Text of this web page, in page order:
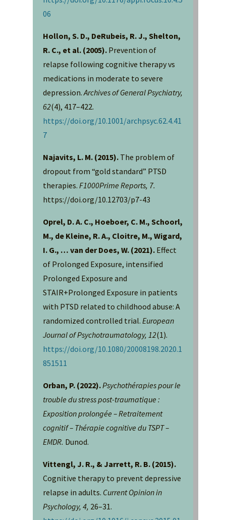
06
Hollon, S. D., DeRubeis, R. J., Shelton,
R. C., et al. (2005).Prevention of
relapse following cognitive therapy vs
medications in moderate to severe
depression.Archives of General Psychiatry,
62(4), 417–422.
https://doi.org/10.1001/archpsyc.62.4.41
7
Najavits, L. M. (2015).The problem of
dropout from “gold standard” PTSD
therapies. F1000Prime Reports, 7.
https://doi.org/10.12703/p7-43
Oprel, D. A. C., Hoeboer, C. M., Schoorl,
M., de Kleine, R. A., Cloitre, M., Wigard,
I. G., … van der Does, W. (2021).Effect
of Prolonged Exposure, intensified
Prolonged Exposure and
STAIR+Prolonged Exposure in patients
with PTSD related to childhood abuse: A
randomized controlled trial. European
Journal of Psychotraumatology, 12(1).
https://doi.org/10.1080/20008198.2020.1
851511
Orban, P. (2022).Psychothérapies pour le
trouble du stress post-traumatique :
Exposition prolongée – Retraitement
cognitif – Thérapie cognitive du TSPT –
EMDR. Dunod.
Vittengl, J. R., & Jarrett, R. B. (2015).
Cognitive therapy to prevent depressive
relapse in adults. Current Opinion in
Psychology, 4, 26–31.